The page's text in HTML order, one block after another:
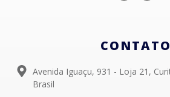
CONTATO
Avenida Iguaçu, 931 - Loja 21,
Brasil